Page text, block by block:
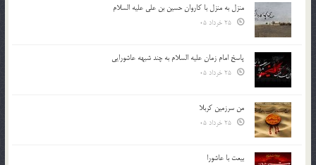
منزل به منزل با کاروان حسین بن علی علیه السلام
پاسخ امام زمان علیه السلام به چند شبهه عاشورایی
من سرزمین کربلا
بیعت با عاشورا